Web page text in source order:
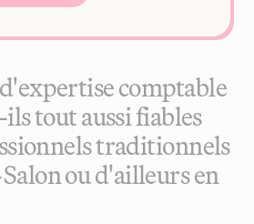
comptable
tout aussi fiables
traditionnels
ou d'ailleurs en